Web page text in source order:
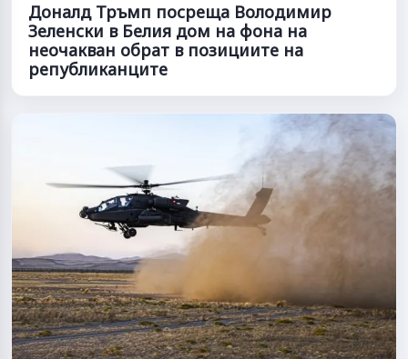
Доналд Тръмп посреща Володимир
Зеленски в Белия дом на фона на
неочакван обрат в позициите на
републиканците